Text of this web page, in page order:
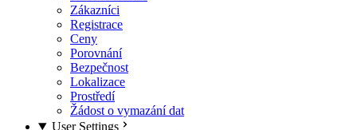
Zákazníci
Registrace
Ceny
Porovnání
Bezpečnost
Lokalizace
Prostředí
Žádost o vymazání dat
User Settings